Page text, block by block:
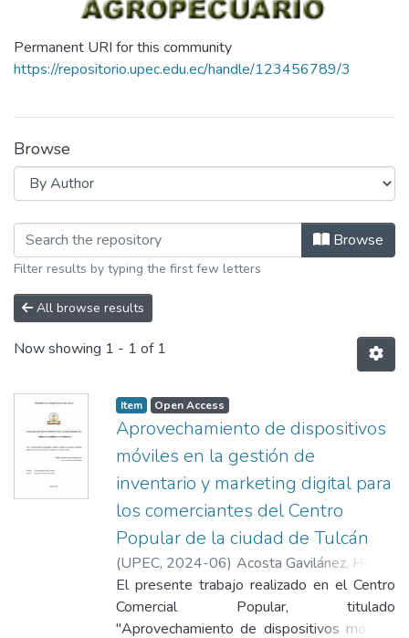
Permanent URI for this community
https://repositorio.upec.edu.ec/handle/123456789/3
Browse
Browsing Facultad de IndustriasBrowse
Filter results by typing the first few letters
All browse results
Now showing 1 - 1 of 1
Item Open Access
Aprovechamiento de dispositivos
móviles en la gestión de
inventario y marketing digital para
los comerciantes del Centro
Popular de la ciudad de Tulcán
(UPEC, 2024-06) Acosta Gavilánez, Henrry
Vinicio
El presente trabajo realizado en el Centro
Comercial Popular, titulado
"Aprovechamiento de dispositivos móviles